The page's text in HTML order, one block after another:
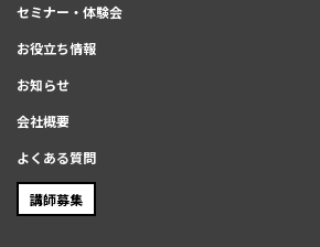
セミナー・体験会
お役立ち情報
お知らせ
会社概要
よくある質問
講師募集